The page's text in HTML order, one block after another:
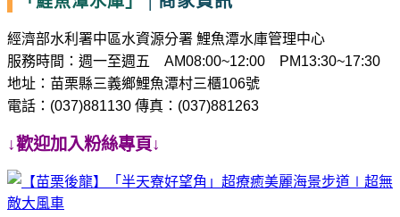
經濟部水利署中區水資源分署 鯉魚潭水庫管理中心
服務時間：週一至週五 AM08:00~12:00
PM13:30~17:30
地址：苗栗縣三義鄉鯉魚潭村三櫃106號
電話： (037)881130 傳真： (037)881263
↓歡迎加入粉絲專頁↓